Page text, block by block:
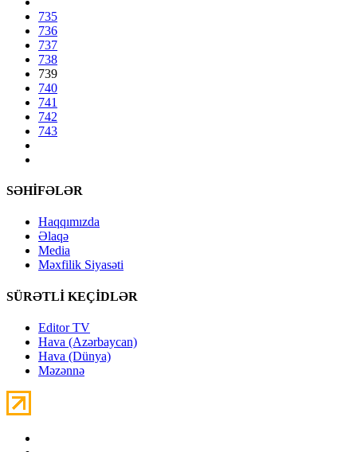
735
736
737
738
739
740
741
742
743
SƏHİFƏLƏR
Haqqımızda
Əlaqə
Media
Məxfilik Siyasəti
SÜRƏTLİ KEÇİDLƏR
Editor TV
Hava (Azərbaycan)
Hava (Dünya)
Məzənnə